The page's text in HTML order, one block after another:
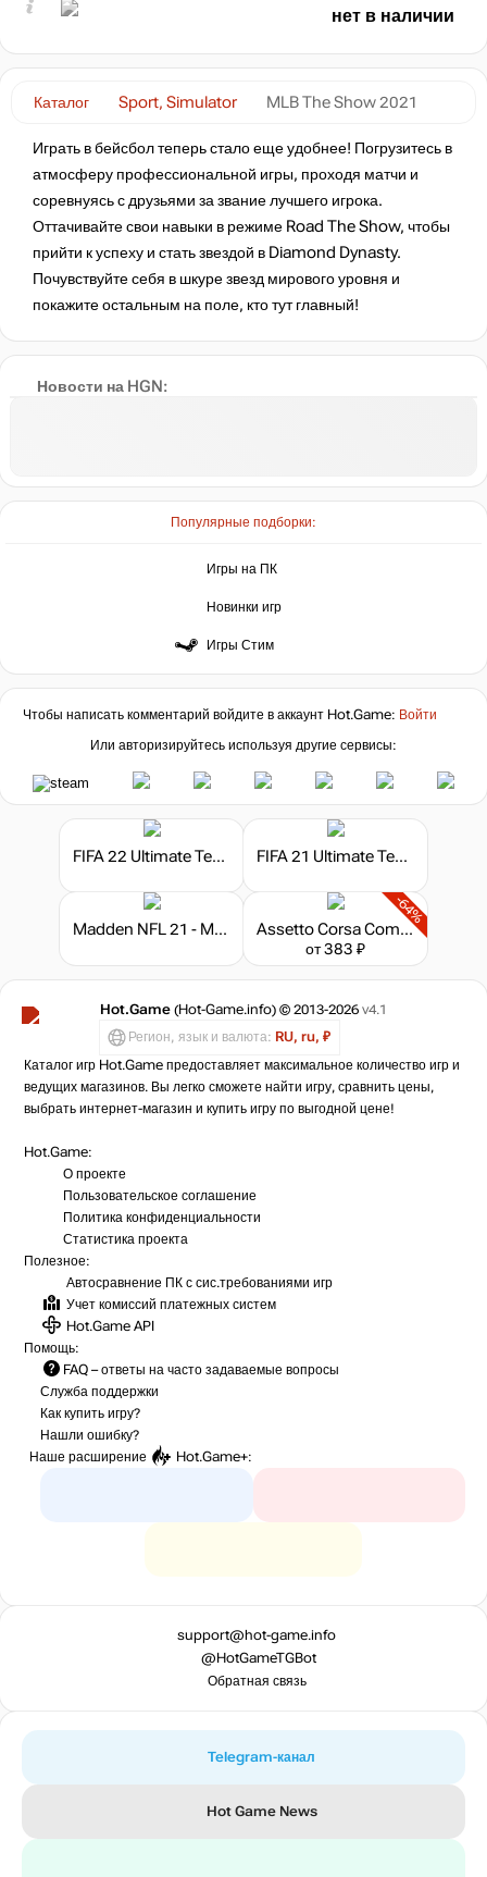
Новости на HGN:
Популярные подборки:
Игры на ПК
Новинки игр
Игры Стим
Каталог Sport, Simulator MLB The Show 2021
Играть в бейсбол теперь стало еще удобнее! Погрузитесь в
атмосферу профессиональной игры, проходя матчи и
соревнуясь с друзьями за звание лучшего игрока.
Оттачивайте свои навыки в режиме Road The Show, чтобы
прийти к успеху и стать звездой в Diamond Dynasty.
Почувствуйте себя в шкуре звезд мирового уровня и
покажите остальным на поле, кто тут главный!
нет в наличии
Чтобы написать комментарий войдите в аккаунт Hot.Game: Войти
Или авторизируйтесь используя другие сервисы:
FIFA 22 Ultimate Team - FIFA Points FIFA 21 Ultimate Team - FIFA Points
Madden NFL 21 - Madden Points
-64%
Assetto Corsa Competizione - The American Track Pack
от 383 ₽
Hot.Game (Hot-Game.info) © 2013-2026 v4.1
Регион, язык и валюта: RU, ru, ₽
Каталог игр Hot.Game предоставляет максимальное количество игр и
ведущих магазинов. Вы легко сможете найти игру, сравнить цены,
выбрать интернет-магазин и купить игру по выгодной цене!
Hot.Game:
О проекте
Пользовательское соглашение
Политика конфиденциальности
Статистика проекта
Полезное:
Автосравнение ПК с сис.требованиями игр
Учет комиссий платежных систем
Hot.Game API
Помощь:
FAQ – ответы на часто задаваемые вопросы
Служба поддержки
Как купить игру?
Нашли ошибку?
Наше расширение
Hot.Game+:
support@hot-game.info
@HotGameTGBot
Обратная связь
Telegram-канал
Hot Game News